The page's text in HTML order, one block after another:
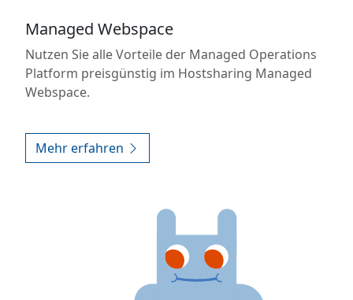
Managed Webspace
Nutzen Sie alle Vorteile der Managed Operations
Platform preisgünstig im Hostsharing Managed
Webspace.
Mehr erfahren